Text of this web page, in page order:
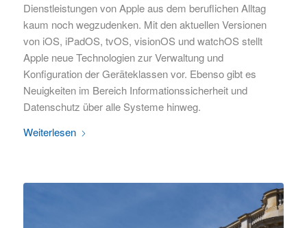
Dienstleistungen von Apple aus dem beruflichen Alltag
kaum noch wegzudenken. Mit den aktuellen Versionen
von iOS, iPadOS, tvOS, visionOS und watchOS stellt
Apple neue Technologien zur Verwaltung und
Konfiguration der Geräteklassen vor. Ebenso gibt es
Neuigkeiten im Bereich Informationssicherheit und
Datenschutz über alle Systeme hinweg.
Weiterlesen